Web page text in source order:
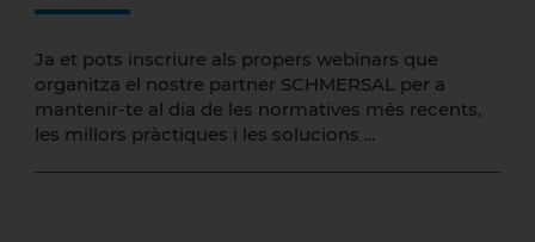
Ja et pots inscriure als propers webinars que
organitza el nostre partner SCHMERSAL per a
mantenir-te al dia de les normatives més recents,
les millors pràctiques i les solucions ...